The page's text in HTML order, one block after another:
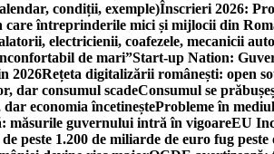
condiții, exemple)Înscrieri 2026:
care întreprinderile mici și mijlocii din
electricienii, coafezele, mecanicii
de mari”Start-up Nation:
2026Rețeta digitalizării românești: open
dar consumul scadeConsumul se
economia încetineșteProbleme în
măsurile guvernului intră în vigoareEU
peste 1.200 de miliarde de euro fug